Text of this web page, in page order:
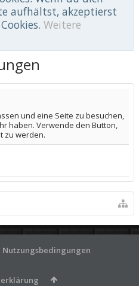
aufhältst, akzeptierst
Weitere
und eine Seite zu besuchen,
haben. Verwende den Button,
zu werden.
Nutzungsbedingungen